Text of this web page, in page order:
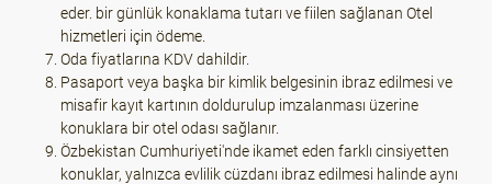
eder. bir günlük konaklama tutarı ve fiilen sağlanan Otel
hizmetleri için ödeme.
Oda fiyatlarına KDV dahildir.
Pasaport veya başka bir kimlik belgesinin ibraz edilmesi ve
misafir kayıt kartının doldurulup imzalanması üzerine
konuklara bir otel odası sağlanır.
Özbekistan Cumhuriyeti'nde ikamet eden farklı cinsiyetten
konuklar, yalnızca evlilik cüzdanı ibraz edilmesi halinde aynı